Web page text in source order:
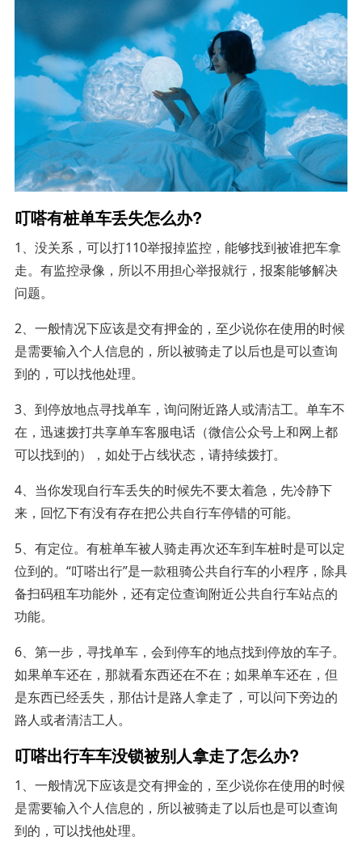
叮嗒有桩单车丢失怎么办?
1、没关系，可以打110举报掉监控，能够找到被谁把车拿
走。有监控录像，所以不用担心举报就行，报案能够解决
问题。
2、一般情况下应该是交有押金的，至少说你在使用的时候
是需要输入个人信息的，所以被骑走了以后也是可以查询
到的，可以找他处理。
3、到停放地点寻找单车，询问附近路人或清洁工。单车不
在，迅速拨打共享单车客服电话（微信公众号上和网上都
可以找到的），如处于占线状态，请持续拨打。
4、当你发现自行车丢失的时候先不要太着急，先冷静下
来，回忆下有没有存在把公共自行车停错的可能。
5、有定位。有桩单车被人骑走再次还车到车桩时是可以定
位到的。“叮嗒出行”是一款租骑公共自行车的小程序，除具
备扫码租车功能外，还有定位查询附近公共自行车站点的
功能。
6、第一步，寻找单车，会到停车的地点找到停放的车子。
如果单车还在，那就看东西还在不在；如果单车还在，但
是东西已经丢失，那估计是路人拿走了，可以问下旁边的
路人或者清洁工人。
叮嗒出行车车没锁被别人拿走了怎么办?
1、一般情况下应该是交有押金的，至少说你在使用的时候
是需要输入个人信息的，所以被骑走了以后也是可以查询
到的，可以找他处理。